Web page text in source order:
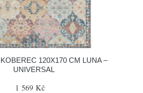
120X170 CM LUNA –
UNIVERSAL
1 569 Kč